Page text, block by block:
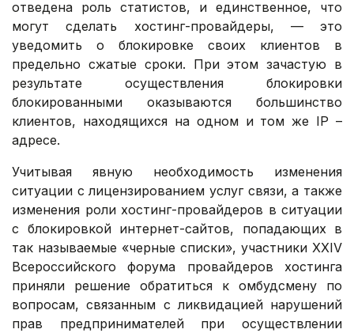
отведена роль статистов, и единственное, что
могут сделать хостинг-провайдеры, — это
уведомить о блокировке своих клиентов в
предельно сжатые сроки. При этом зачастую в
результате осуществления блокировки
блокированными оказываются большинство
клиентов, находящихся на одном и том же IP –
адресе.
Учитывая явную необходимость изменения
ситуации с лицензированием услуг связи, а также
изменения роли хостинг-провайдеров в ситуации
с блокировкой интернет-сайтов, попадающих в
так называемые «черные списки», участники XXIV
Всероссийского форума провайдеров хостинга
приняли решение обратиться к омбудсмену по
вопросам, связанным с ликвидацией нарушений
прав предпринимателей при осуществлении